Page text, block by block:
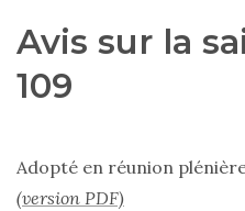
Avis sur la
109
Adopté en réunion
(version PDF)